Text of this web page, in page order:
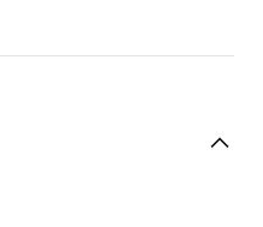
CHF 185.00